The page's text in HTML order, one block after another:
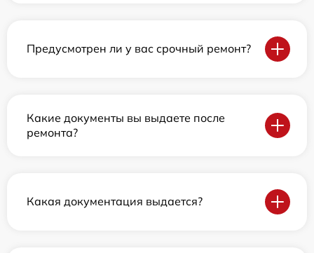
Предусмотрен ли у вас срочный ремонт?
Какие документы вы выдаете после
ремонта?
Какая документация выдается?